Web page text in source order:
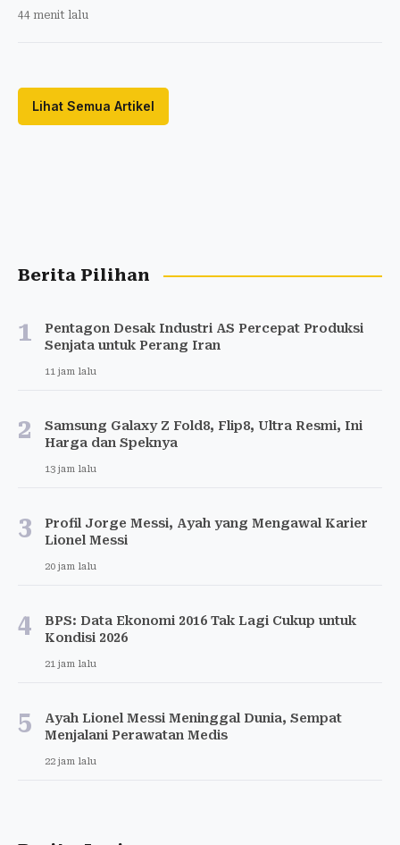
44 menit lalu
Lihat Semua Artikel
Berita Pilihan
1
Pentagon Desak Industri AS Percepat Produksi
Senjata untuk Perang Iran
11 jam lalu
2
Samsung Galaxy Z Fold8, Flip8, Ultra Resmi, Ini
Harga dan Speknya
13 jam lalu
3
Profil Jorge Messi, Ayah yang Mengawal Karier
Lionel Messi
20 jam lalu
4
BPS: Data Ekonomi 2016 Tak Lagi Cukup untuk
Kondisi 2026
21 jam lalu
5
Ayah Lionel Messi Meninggal Dunia, Sempat
Menjalani Perawatan Medis
22 jam lalu